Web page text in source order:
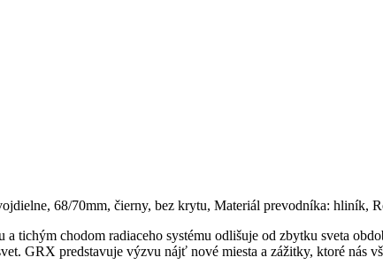
68/70mm, čierny, bez krytu, Materiál prevodníka: hliník,
chodom radiaceho systému odlišuje od zbytku sveta
GRX predstavuje výzvu nájť nové miesta a zážitky, ktoré nás